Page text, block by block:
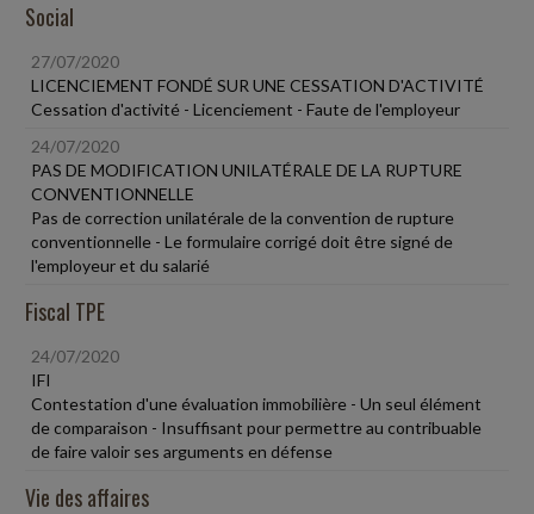
Social
27/07/2020
LICENCIEMENT FONDÉ SUR UNE CESSATION D'ACTIVITÉ
Cessation d'activité - Licenciement - Faute de l'employeur
24/07/2020
PAS DE MODIFICATION UNILATÉRALE DE LA RUPTURE
CONVENTIONNELLE
Pas de correction unilatérale de la convention de rupture
conventionnelle - Le formulaire corrigé doit être signé de
l'employeur et du salarié
Fiscal TPE
24/07/2020
IFI
Contestation d'une évaluation immobilière - Un seul élément
de comparaison - Insuffisant pour permettre au contribuable
de faire valoir ses arguments en défense
Vie des affaires